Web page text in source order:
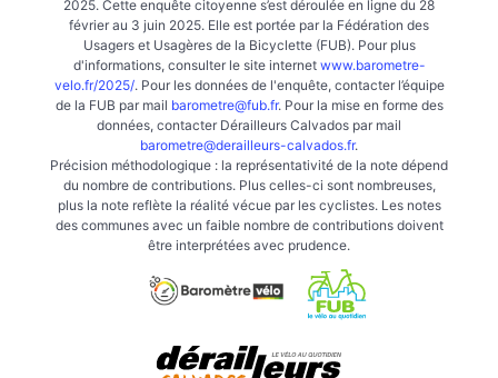
2025. Cette enquête citoyenne s’est déroulée en ligne du 28
février au 3 juin 2025. Elle est portée par la Fédération des
Usagers et Usagères de la Bicyclette (FUB). Pour plus
d'informations, consulter le site internet www.barometre-
velo.fr/2025/. Pour les données de l'enquête, contacter l’équipe
de la FUB par mail barometre@fub.fr. Pour la mise en forme des
données, contacter Dérailleurs Calvados par mail
barometre@derailleurs-calvados.fr.
Précision méthodologique : la représentativité de la note dépend
du nombre de contributions. Plus celles-ci sont nombreuses,
plus la note reflète la réalité vécue par les cyclistes. Les notes
des communes avec un faible nombre de contributions doivent
être interprétées avec prudence.